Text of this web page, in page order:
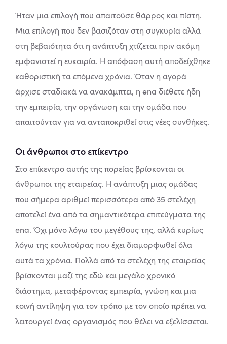
Ήταν μια επιλογή που απαιτούσε θάρρος και πίστη.
Μια επιλογή που δεν βασιζόταν στη συγκυρία αλλά
στη βεβαιότητα ότι η ανάπτυξη χτίζεται πριν ακόμη
εμφανιστεί η ευκαιρία. Η απόφαση αυτή αποδείχθηκε
καθοριστική τα επόμενα χρόνια. Όταν η αγορά
άρχισε σταδιακά να ανακάμπτει, η ena διέθετε ήδη
την εμπειρία, την οργάνωση και την ομάδα που
απαιτούνταν για να ανταποκριθεί στις νέες συνθήκες.
Οι άνθρωποι στο επίκεντρο
Στο επίκεντρο αυτής της πορείας βρίσκονται οι
άνθρωποι της εταιρείας. Η ανάπτυξη μιας ομάδας
που σήμερα αριθμεί περισσότερα από 35 στελέχη
αποτελεί ένα από τα σημαντικότερα επιτεύγματα της
ena. Όχι μόνο λόγω του μεγέθους της, αλλά κυρίως
λόγω της κουλτούρας που έχει διαμορφωθεί όλα
αυτά τα χρόνια. Πολλά από τα στελέχη της εταιρείας
βρίσκονται μαζί της εδώ και μεγάλο χρονικό
διάστημα, μεταφέροντας εμπειρία, γνώση και μια
κοινή αντίληψη για τον τρόπο με τον οποίο πρέπει να
λειτουργεί ένας οργανισμός που θέλει να εξελίσσεται.